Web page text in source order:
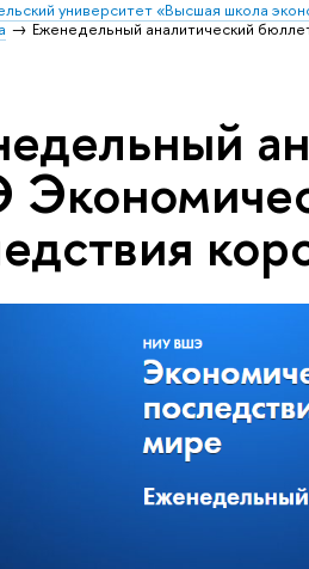
университет «Высшая школа
Еженедельный аналитический